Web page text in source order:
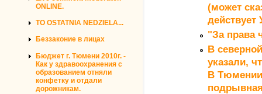
ONLINE.
TO OSTATNIA NEDZIELA...
Беззаконие в лицах
Бюджет г. Тюмени 2010г. -
Как у здравоохранения с
образованием отняли
конфетку и отдали
дорожникам.
(может
"За права
В
указали,
В